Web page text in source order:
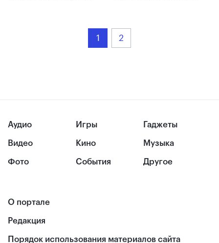
1 2
Аудио
Видео
Фото
Игры
Кино
События
Гаджеты
Музыка
Другое
О портале
Редакция
Порядок использования материалов сайта